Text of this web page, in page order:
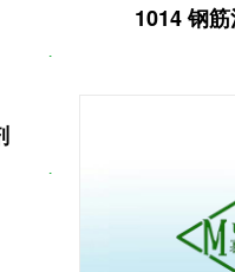
1014 钢